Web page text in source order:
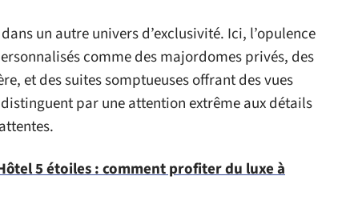
un autre univers d’exclusivité. Ici, l’opulence
comme des majordomes privés, des
et des suites somptueuses offrant des vues
par une attention extrême aux détails
5 étoiles : comment profiter du luxe à